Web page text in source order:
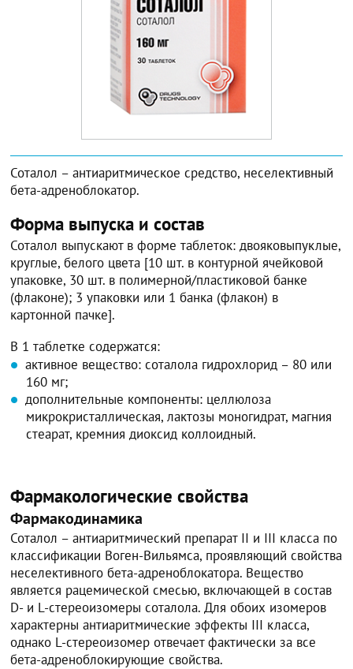
Соталол – антиаритмическое средство, неселективный
бета-адреноблокатор.
Форма выпуска и состав
Соталол выпускают в форме таблеток: двояковыпуклые,
круглые, белого цвета [10 шт. в контурной ячейковой
упаковке, 30 шт. в полимерной/пластиковой банке
(флаконе); 3 упаковки или 1 банка (флакон) в
картонной пачке].
В 1 таблетке содержатся:
активное вещество: соталола гидрохлорид – 80 или
160 мг;
дополнительные компоненты: целлюлоза
микрокристаллическая, лактозы моногидрат, магния
стеарат, кремния диоксид коллоидный.
Фармакологические свойства
Фармакодинамика
Соталол – антиаритмический препарат II и III класса по
классификации Воген-Вильямса, проявляющий свойства
неселективного бета-адреноблокатора. Вещество
является рацемической смесью, включающей в состав
D- и L-стереоизомеры соталола. Для обоих изомеров
характерны антиаритмические эффекты III класса,
однако L-стереоизомер отвечает фактически за все
бета-адреноблокирующие свойства.